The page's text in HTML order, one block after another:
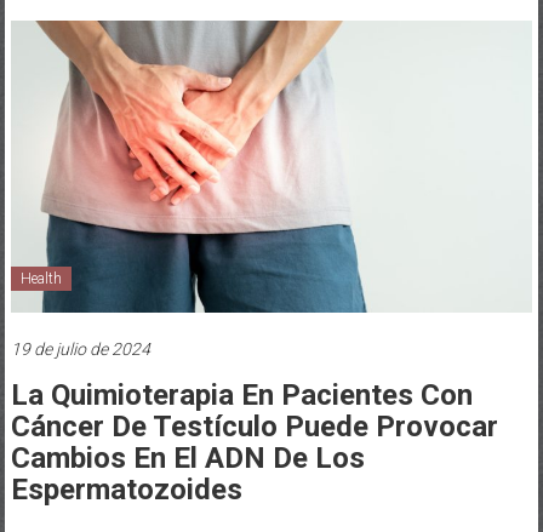
Health
19 de julio de 2024
La Quimioterapia En Pacientes Con
Cáncer De Testículo Puede Provocar
Cambios En El ADN De Los
Espermatozoides